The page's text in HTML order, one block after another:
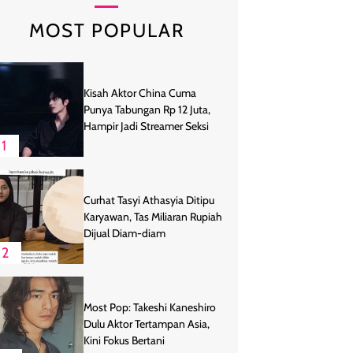
MOST POPULAR
1
Kisah Aktor China Cuma
Punya Tabungan Rp 12 Juta,
Hampir Jadi Streamer Seksi
2
Curhat Tasyi Athasyia Ditipu
Karyawan, Tas Miliaran Rupiah
Dijual Diam-diam
Most Pop: Takeshi Kaneshiro
Dulu Aktor Tertampan Asia,
Kini Fokus Bertani